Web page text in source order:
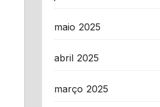
maio 2025
abril 2025
março 2025